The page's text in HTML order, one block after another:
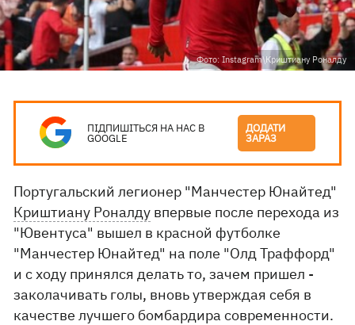
Фото: Instagram\Криштиану Роналду
ПІДПИШІТЬСЯ НА НАС В
GOOGLE
ДОДАТИ
ЗАРАЗ
Португальский легионер "Манчестер Юнайтед"
Криштиану Роналду впервые после перехода из
"Ювентуса" вышел в красной футболке
"Манчестер Юнайтед" на поле "Олд Траффорд"
и с ходу принялся делать то, зачем пришел -
заколачивать голы, вновь утверждая себя в
качестве лучшего бомбардира современности.